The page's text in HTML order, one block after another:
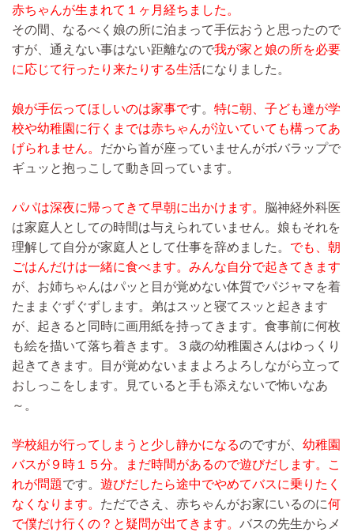
赤ちゃんが生まれて１ヶ月経ちました。
その間、なるべく娘の所に泊まって手伝おうと思ったので
すが、通えない事はない距離なので我が家と娘の所を必要
に応じて行ったり来たりする生活になりました。
娘が手伝ってほしいのは家事です。 特に朝、子ども達が学
校や幼稚園に行くまでは赤ちゃんが泣いていても構ってあ
げられません。 だから首が座っていませんがボバラップで
ギュッと抱っこして動き回っています。
パパは深夜に帰ってきて早朝に出かけます。
脳神経外科医
は家庭人としての時間は与えられていません。娘もそれを
理解して自分が家庭人として仕事を辞めました。 でも、朝
ごはんだけは一緒に食べます。 みんな自分で起きてきます
が、お姉ちゃんはパッと目が覚めない体質でパジャマを着
たままぐずぐずします。弟はスッと寝てスッと起きます
が、起きると同時に画用紙を持ってきます。食事前に何枚
も絵を描いて落ち着きます。３歳の幼稚園さんはゆっくり
起きてきます。目が覚めないままよろよろしながら立って
おしっこをします。見ていると手も添えないで怖いなあ
～。
学校組が行ってしまうと少し静かになるのですが、 幼稚園
バスが９時１５分。まだ時間があるので遊びだします。こ
れが問題です。 遊びだしたら途中でやめてバスに乗りたく
なくなります。 ただでさえ、赤ちゃんがお家にいるのに何
で僕だけ行くの？と疑問が出てきます。 バスの先生からメ